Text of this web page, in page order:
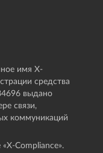
имя X-
средства
выдано
связи,
коммуникаций
Compliance».